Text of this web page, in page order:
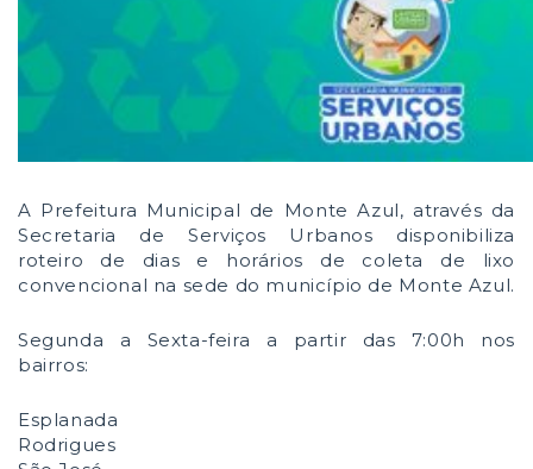
A Prefeitura Municipal de Monte Azul, através da
Secretaria de Serviços Urbanos disponibiliza
roteiro de dias e horários de coleta de lixo
convencional na sede do município de Monte Azul.
Segunda a Sexta-feira a partir das 7:00h nos
bairros:
Esplanada
Rodrigues